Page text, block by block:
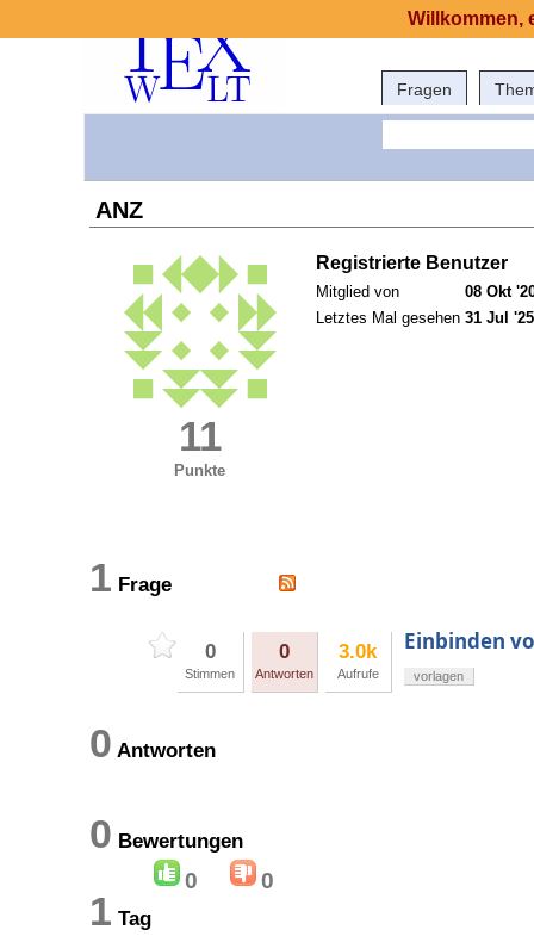
Fragen
ANZ
11
Punkte
Registrierte Benutzer
Mitglied von
08 Okt
Letztes Mal gesehen 31 Jul
1 Frage
0
Stimmen
0
Antworten
3.0k
Aufrufe
Einbinden
vorlagen
0 Antworten
0 Bewertungen
0 0
1 Tag
Willkommen,